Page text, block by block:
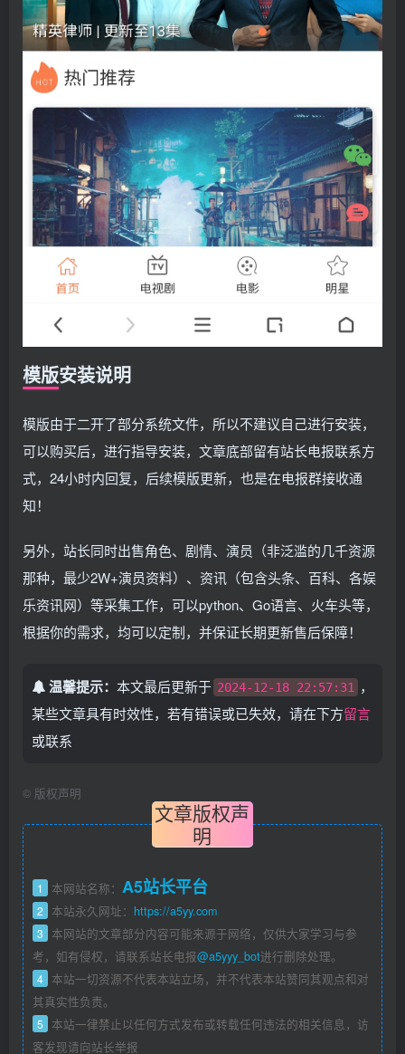
模版安装说明
模版由于二开了部分系统文件，所以不建议自己进行安装，
可以购买后，进行指导安装，文章底部留有站长电报联系方
式，24小时内回复，后续模版更新，也是在电报群接收通
知！
另外，站长同时出售角色、剧情、演员（非泛滥的几千资源
那种，最少2W+演员资料）、资讯（包含头条、百科、各娱
乐资讯网）等采集工作，可以python、Go语言、火车头等，
根据你的需求，均可以定制，并保证长期更新售后保障！
温馨提示： 本文最后更新于 2024-12-18 22:57:31 ，
某些文章具有时效性，若有错误或已失效，请在下方留言
或联系
© 版权声明
文章版权声
明
1 本网站名称： A5站长平台
2 本站永久网址： https://a5yy.com
3
本网站的文章部分内容可能来源于网络，仅供大家学习与参
考，如有侵权，请联系站长电报@a5yyy_bot进行删除处理。
4 本站一切资源不代表本站立场，并不代表本站赞同其观点和对
其真实性负责。
5
本站一律禁止以任何方式发布或转载任何违法的相关信息，访
客发现请向站长举报